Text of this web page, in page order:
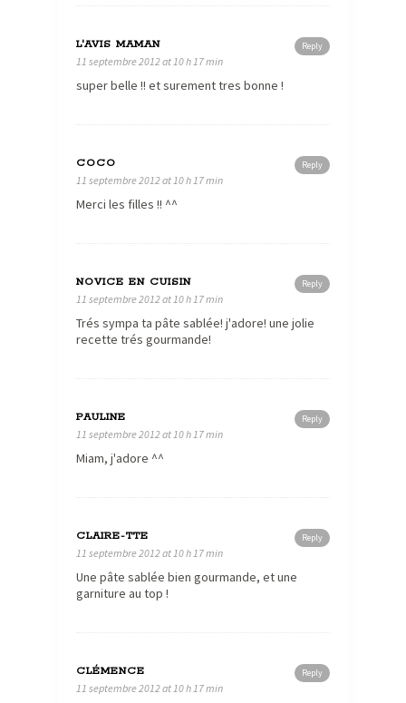
Reply
L'AVIS MAMAN
11 septembre 2012 at 10 h 17 min
super belle !! et surement tres bonne !
Reply
COCO
11 septembre 2012 at 10 h 17 min
Merci les filles !! ^^
Reply
NOVICE EN CUISIN
11 septembre 2012 at 10 h 17 min
Trés sympa ta pâte sablée! j'adore! une jolie
recette trés gourmande!
Reply
PAULINE
11 septembre 2012 at 10 h 17 min
Miam, j'adore ^^
Reply
CLAIRE-TTE
11 septembre 2012 at 10 h 17 min
Une pâte sablée bien gourmande, et une
garniture au top !
Reply
CLÉMENCE
11 septembre 2012 at 10 h 17 min